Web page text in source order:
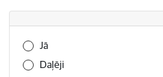
Vai šī informācija bija noderīga?
Jā
Daļēji